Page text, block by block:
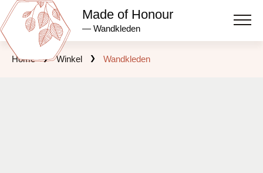
Made of Honour
— Wandkleden
Home Winkel Wandkleden